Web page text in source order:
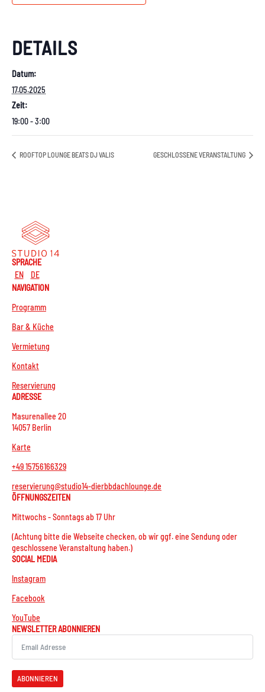
DETAILS
Datum:
17.05.2025
Zeit:
19:00 - 3:00
ROOFTOP LOUNGE BEATS DJ VALIS GESCHLOSSENE VERANSTALTUNG
SPRACHE
EN
DE
NAVIGATION
Programm
Bar & Küche
Vermietung
Kontakt
Reservierung
ADRESSE
Masurenallee 20
14057 Berlin
Karte
+49 15756166329
reservierung@studio14-dierbbdachlounge.de
ÖFFNUNGSZEITEN
Mittwochs - Sonntags ab 17 Uhr
(Achtung bitte die Webseite checken, ob wir ggf. eine Sendung oder
geschlossene Veranstaltung haben.)
SOCIAL MEDIA
Instagram
Facebook
YouTube
NEWSLETTER ABONNIEREN
ABONNIEREN